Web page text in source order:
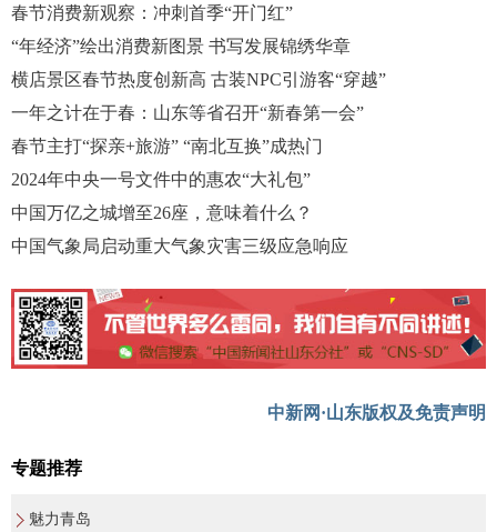
春节消费新观察：冲刺首季“开门红”
“年经济”绘出消费新图景 书写发展锦绣华章
横店景区春节热度创新高 古装NPC引游客“穿越”
一年之计在于春：山东等省召开“新春第一会”
春节主打“探亲+旅游” “南北互换”成热门
2024年中央一号文件中的惠农“大礼包”
中国万亿之城增至26座，意味着什么？
中国气象局启动重大气象灾害三级应急响应
中新网·山东版权及免责声明
专题推荐
魅力青岛